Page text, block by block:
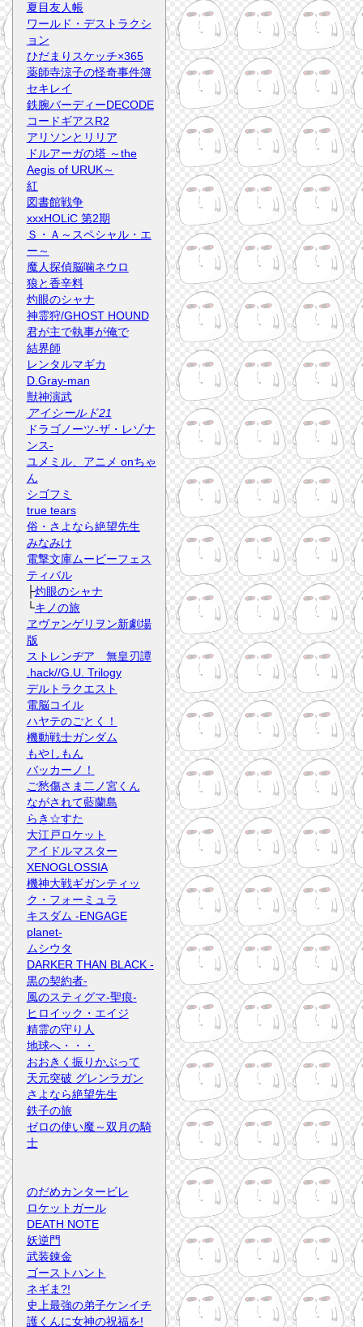
夏目友人帳
ワールド・デストラクシ
ョン
ひだまりスケッチ×365
薬師寺涼子の怪奇事件簿
セキレイ
鉄腕バーディーDECODE
コードギアスR2
アリソンとリリア
ドルアーガの塔 ～the
Aegis of URUK～
紅
図書館戦争
xxxHOLiC 第2期
Ｓ・Ａ～スペシャル・エ
ー～
魔人探偵脳噛ネウロ
狼と香辛料
灼眼のシャナ
神霊狩/GHOST HOUND
君が主で執事が俺で
結界師
レンタルマギカ
D.Gray-man
獣神演武
アイシールド21
ドラゴノーツ-ザ・レゾナ
ンス-
ユメミル、アニメ onちゃ
ん
シゴフミ
true tears
俗・さよなら絶望先生
みなみけ
電撃文庫ムービーフェス
ティバル
├灼眼のシャナ
└キノの旅
ヱヴァンゲリヲン新劇場
版
ストレンヂア 無皇刃譚
.hack//G.U. Trilogy
デルトラクエスト
電脳コイル
ハヤテのごとく！
機動戦士ガンダム
もやしもん
バッカーノ！
ご愁傷さま二ノ宮くん
ながされて藍蘭島
らき☆すた
大江戸ロケット
アイドルマスター
XENOGLOSSIA
機神大戦ギガンティッ
ク・フォーミュラ
キスダム -ENGAGE
planet-
ムシウタ
DARKER THAN BLACK -
黒の契約者-
風のスティグマ-聖痕-
ヒロイック・エイジ
精霊の守り人
地球へ・・・
おおきく振りかぶって
天元突破 グレンラガン
さよなら絶望先生
鉄子の旅
ゼロの使い魔～双月の騎
士
のだめカンタービレ
ロケットガール
DEATH NOTE
妖逆門
武装錬金
ゴーストハント
ネギま?!
史上最強の弟子ケンイチ
護くんに女神の祝福を!